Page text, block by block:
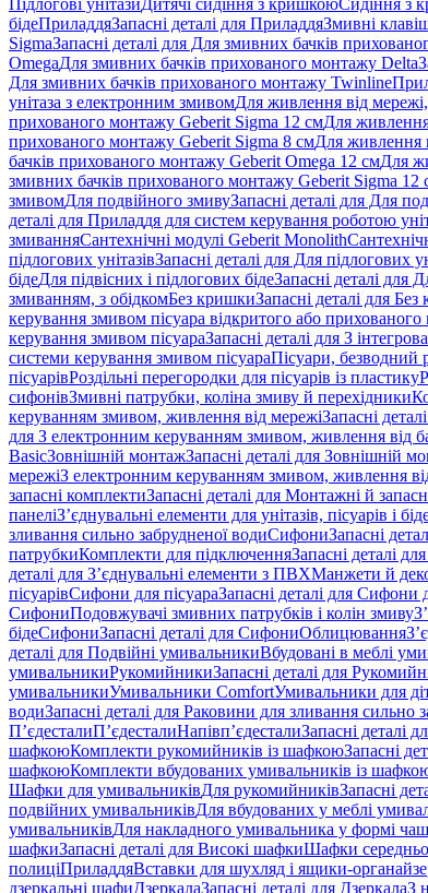
Підлогові унітазиДитячі сидіння з кришкоюСидіння з
бідеПриладдяЗапасні деталі для ПриладдяЗмивні
SigmaЗапасні деталі для Для змивних бачків
OmegaДля змивних бачків прихованого монтажу Delta
Для змивних бачків прихованого монтажу Twinline
унітаза з електронним змивомДля живлення від
прихованого монтажу Geberit Sigma 12 смДля
прихованого монтажу Geberit Sigma 8 смДля живлення
бачків прихованого монтажу Geberit Omega 12 смДля
змивних бачків прихованого монтажу Geberit Sigma 12
змивомДля подвійного змивуЗапасні деталі для Для
деталі для Приладдя для систем керування роботою
змиванняСантехнічні модулі Geberit Monolith
підлогових унітазівЗапасні деталі для Для підлогових
бідеДля підвісних і підлогових бідеЗапасні деталі для
змиванням, з обідкомБез кришкиЗапасні деталі для
керування змивом пісуара відкритого або
керування змивом пісуараЗапасні деталі для З
системи керування змивом пісуараПісуари, безводний
пісуарівРоздільні перегородки для пісуарів із пластику
сифонівЗмивні патрубки, коліна змиву й перехідники
керуванням змивом, живлення від мережіЗапасні
для З електронним керуванням змивом, живлення від
BasicЗовнішній монтажЗапасні деталі для Зовнішній
мережіЗ електронним керуванням змивом, живлення
запасні комплектиЗапасні деталі для Монтажні й
панеліЗ’єднувальні елементи для унітазів, пісуарів і
зливання сильно забрудненої водиСифониЗапасні
патрубкиКомплекти для підключенняЗапасні деталі
деталі для З’єднувальні елементи з ПВХМанжети й
пісуарівСифони для пісуараЗапасні деталі для Сифони
СифониПодовжувачі змивних патрубків і колін змиву
бідеСифониЗапасні деталі для СифониОблицювання
деталі для Подвійні умивальникиВбудовані в меблі
умивальникиРукомийникиЗапасні деталі для
умивальникиУмивальники ComfortУмивальники для
водиЗапасні деталі для Раковини для зливання сильно
П’єдесталиП’єдесталиНапівп’єдесталиЗапасні деталі
шафкоюКомплекти рукомийників із шафкоюЗапасні
шафкоюКомплекти вбудованих умивальників із
Шафки для умивальниківДля рукомийниківЗапасні
подвійних умивальниківДля вбудованих у меблі
умивальниківДля накладного умивальника у формі
шафкиЗапасні деталі для Високі шафкиШафки
полиціПриладдяВставки для шухляд і ящики-
дзеркальні шафиДзеркалаЗапасні деталі для ДзеркалаЗ